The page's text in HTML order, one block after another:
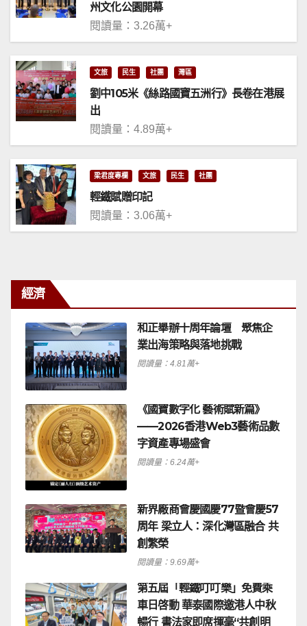
州文化公園開幕
閱讀量：3.26萬+
文旅 民生 社團 灣區
劉中105米《絲路國寶五洲行》長卷在港展
出
閱讀量：4.89萬+
梁君度專欄 文旅 民生 社團
輕鐵賦贈印記
閱讀量：3.06萬+
經濟
和正舉辦十周年論壇 聚焦企
業出海策略與落地挑戰
閱讀量：4.81萬+
《國寶數字化 藝術賦新篇》
——2026香港Web3藝術品數
字資產專場盛會
閱讀量：6.24萬+
新界廠商會慶國慶77暨會慶57
周年 梁立人：深化灣區融合 共
創繁榮
閱讀量：9.69萬+
第五屆「輕鐵叮叮樂」免費乘
車日啓動 華泰國際邀港人中秋
暢行 書法家即席揮毫“共創明